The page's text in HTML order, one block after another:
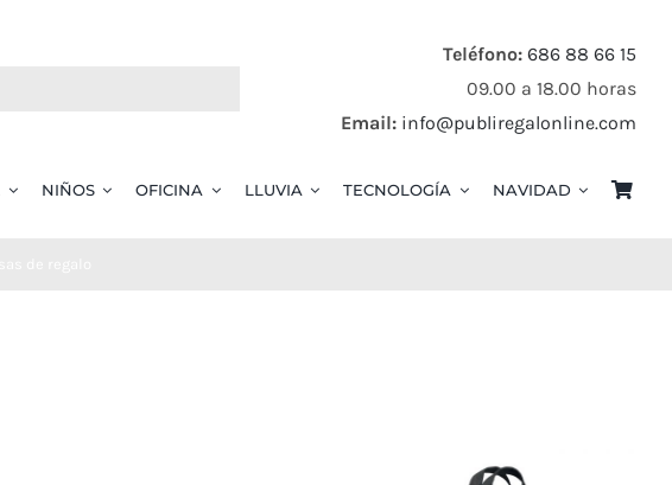
Teléfono: 686 88 66 15
09.00 a 18.00 horas
Email: info@publiregalonline.com
NIÑOS OFICINA LLUVIA TECNOLOGÍA NAVIDAD